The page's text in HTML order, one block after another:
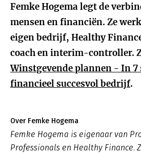
Femke Hogema legt de
mensen en financiën. Ze
eigen bedrijf, Healthy
coach en interim-controller.
Winstgevende plannen - In 7
financieel succesvol bedrijf.
Over Femke Hogema
Femke Hogema is eigenaar van
Professionals en Healthy Finance.